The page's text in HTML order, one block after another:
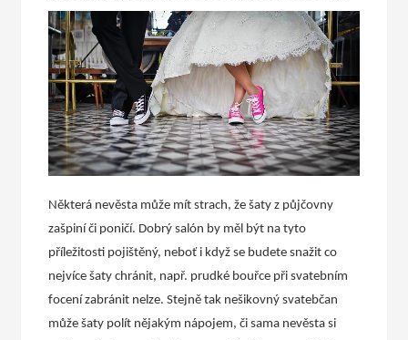
Některá nevěsta může mít strach, že šaty z půjčovny
zašpiní či poničí. Dobrý salón by měl být na tyto
příležitosti pojištěný, neboť i když se budete snažit co
nejvíce šaty chránit, např. prudké bouřce při svatebním
focení zabránit nelze. Stejně tak nešikovný svatebčan
může šaty polít nějakým nápojem, či sama nevěsta si